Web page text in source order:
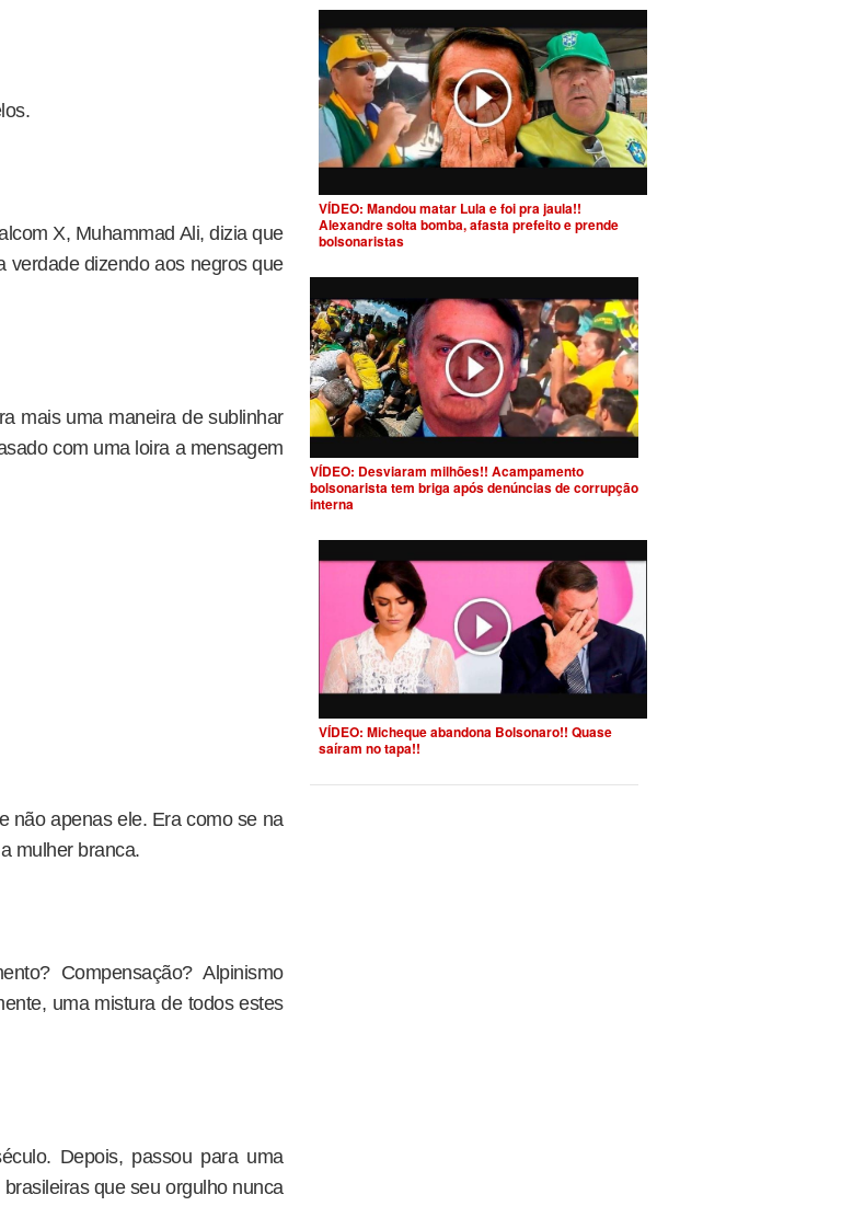
X, Muhammad Ali, dizia que
verdade dizendo aos negros que
mais uma maneira de sublinhar
com uma loira a mensagem
não apenas ele. Era como se na
mulher branca.
Compensação? Alpinismo
uma mistura de todos estes
Depois, passou para uma
que seu orgulho nunca
VÍDEO: Mandou matar Lula e foi pra jaula!!
Alexandre solta bomba, afasta prefeito e prende
bolsonaristas
VÍDEO: Desviaram milhões!! Acampamento
bolsonarista tem briga após denúncias de corrupção
interna
VÍDEO: Micheque abandona Bolsonaro!! Quase
saíram no tapa!!